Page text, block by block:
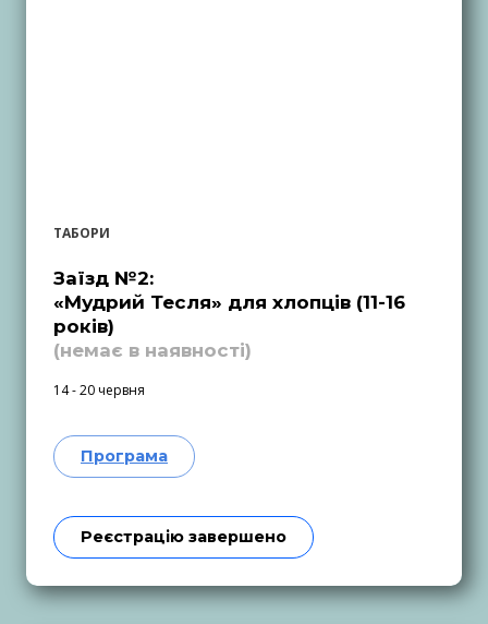
ТАБОРИ
Заїзд №2:
«Мудрий Тесля» для хлопців (11-16
років)
(немає в наявності)
14 - 20 червня
Програма
Реєстрацію завершено